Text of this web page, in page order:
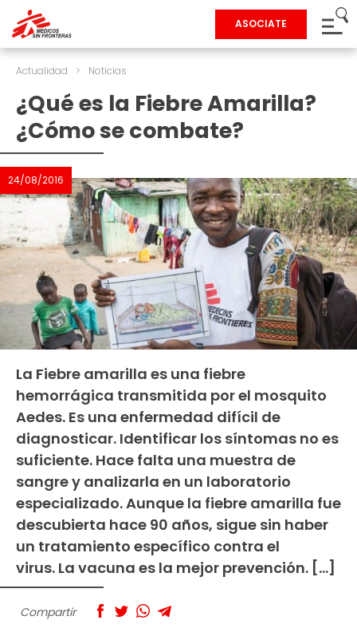
ASOCIATE
Actualidad > Noticias
¿Qué es la Fiebre Amarilla?
¿Cómo se combate?
24/08/2016
La Fiebre amarilla es una fiebre
hemorrágica transmitida por el mosquito
Aedes. Es una enfermedad difícil de
diagnosticar. Identificar los síntomas no es
suficiente. Hace falta una muestra de
sangre y analizarla en un laboratorio
especializado. Aunque la fiebre amarilla fue
descubierta hace 90 años, sigue sin haber
un tratamiento específico contra el
virus. La vacuna es la mejor prevención. […]
Compartir